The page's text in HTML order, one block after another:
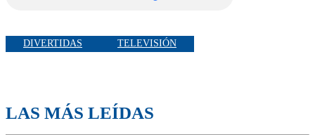
DIVERTIDAS TELEVISIÓN
LAS MÁS LEÍDAS